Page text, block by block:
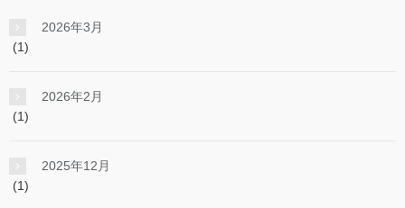
2026年3月
(1)
2026年2月
(1)
2025年12月
(1)